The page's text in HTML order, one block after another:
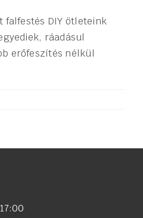
DIY ötleteink
ráadásul
erőfeszítés nélkül